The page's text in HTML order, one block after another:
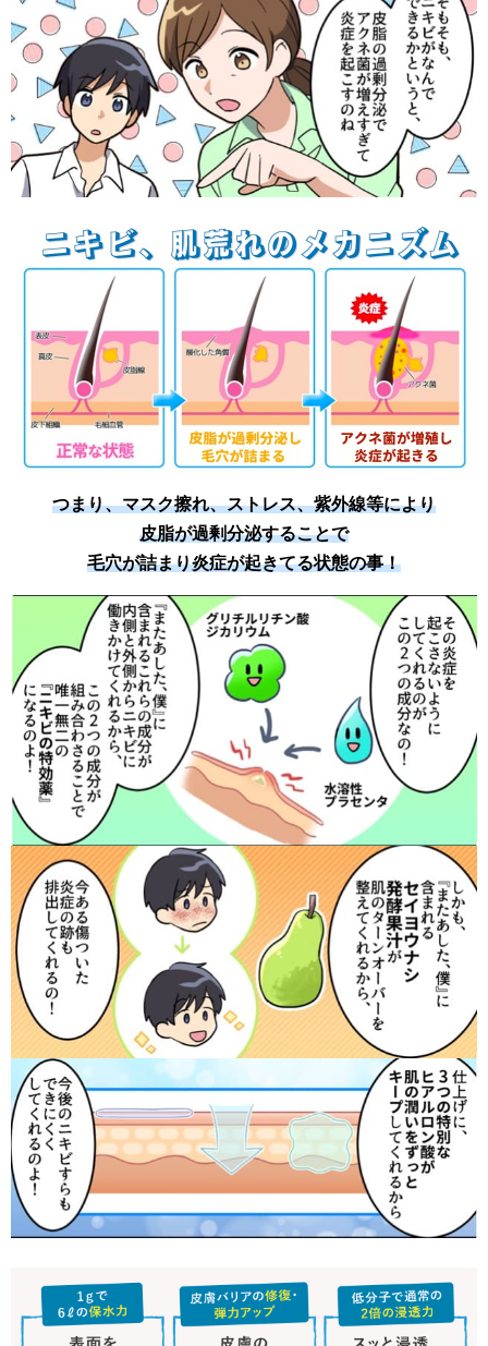
つまり、マスク擦れ、ストレス、紫外線等により
皮脂が過剰分泌することで
毛穴が詰まり炎症が起きてる状態の事！